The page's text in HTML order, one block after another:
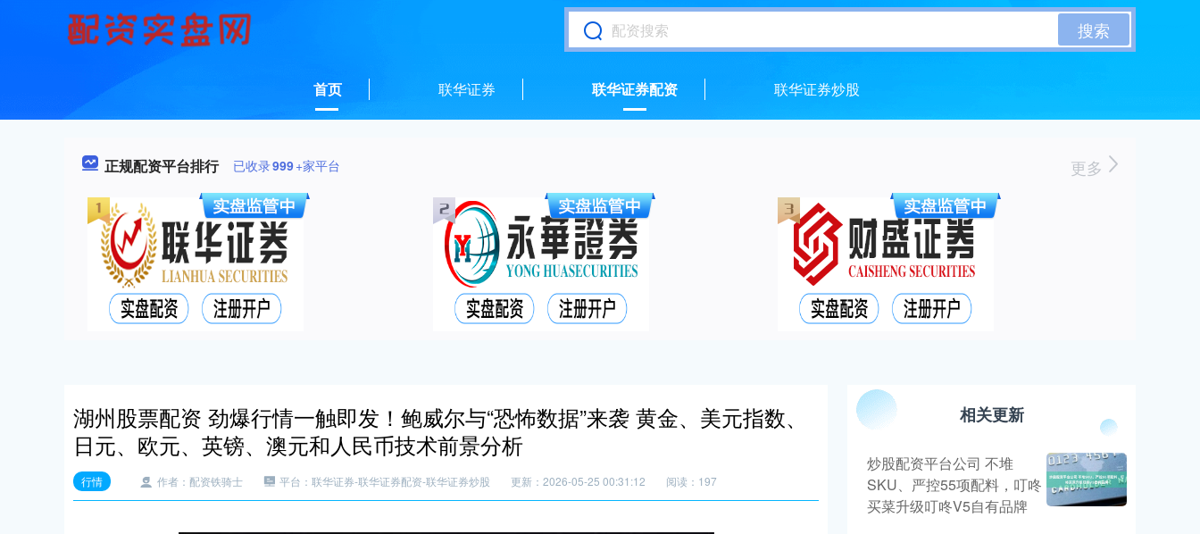
搜索
首页 联华证券 联华证券配资 联华证券炒股
正规配资平台排行 已收录999+家平台 更多
湖州股票配资 劲爆行情一触即发！鲍威尔与“恐怖数据”来袭 黄金、美元指数、
日元、欧元、英镑、澳元和人民币技术前景分析
行情 作者：配资铁骑士 平台：联华证券-联华证券配资-联华证券炒股 更新：2026-05-25 00:31:12 阅读：197
相关更新
炒股配资平台公司 不堆
SKU、严控55项配料，叮咚
买菜升级叮咚V5自有品牌